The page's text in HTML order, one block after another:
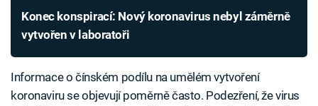
Konec konspirací: Nový koronavirus nebyl záměrně
vytvořen v laboratoři
Informace o čínském podílu na umělém vytvoření
koronaviru se objevují poměrně často. Podezření, že virus